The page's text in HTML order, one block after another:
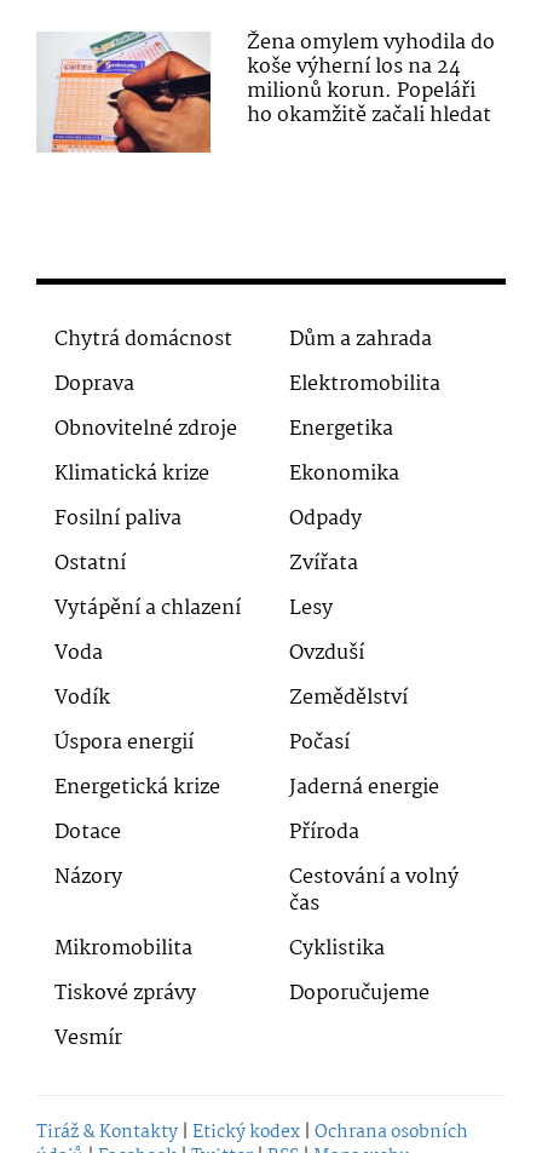
Žena omylem vyhodila do
koše výherní los na 24
milionů korun. Popeláři
ho okamžitě začali hledat
Chytrá domácnost
Dům a zahrada
Doprava
Elektromobilita
Obnovitelné zdroje
Energetika
Klimatická krize
Ekonomika
Fosilní paliva
Odpady
Ostatní
Zvířata
Vytápění a chlazení
Lesy
Voda
Ovzduší
Vodík
Zemědělství
Úspora energií
Počasí
Energetická krize
Jaderná energie
Dotace
Příroda
Názory
Cestování a volný
čas
Mikromobilita
Cyklistika
Tiskové zprávy
Doporučujeme
Vesmír
Tiráž & Kontakty | Etický kodex | Ochrana osobních